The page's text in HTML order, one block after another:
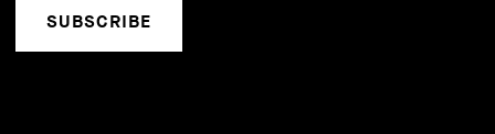
SUBSCRIBE